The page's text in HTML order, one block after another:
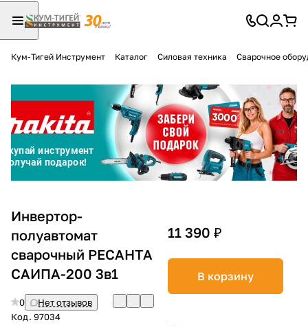
Кум-Тигей Инструмент Каталог Силовая техника Сварочное
Инвертор-
полуавтомат
сварочный РЕСАНТА
САИПА-200 3в1
0
Нет отзывов
Код. 97034
11 390 ₽
В корзину
Разбейте
оплатуна части
без переплат
График платежей
Сегодня
25 %